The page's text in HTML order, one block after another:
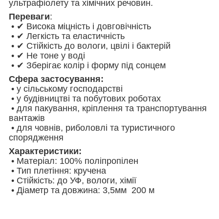
ультрафіолету та хімічних речовин.
Переваги:
• ✔ Висока міцність і довговічність
• ✔ Легкість та еластичність
• ✔ Стійкість до вологи, цвілі і бактерій
• ✔ Не тоне у воді
• ✔ Зберігає колір і форму під сонцем
Сфера застосування:
• у сільському господарстві
• у будівництві та побутових роботах
• для пакування, кріплення та транспортування
вантажів
• для човнів, риболовлі та туристичного
спорядження
Характеристики:
• Матеріал: 100% поліпропілен
• Тип плетіння: кручена
• Стійкість: до УФ, вологи, хімії
• Діаметр та довжина: 3,5мм 200 м